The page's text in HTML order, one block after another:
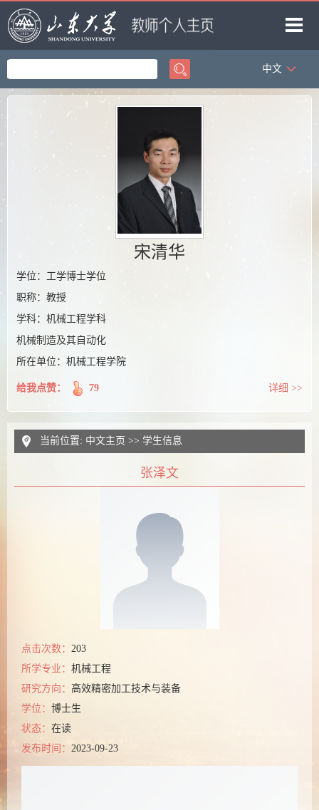
首页
中文
宋清华
学位：工学博士学位
职称：教授
学科：机械工程学科
机械制造及其自动化
所在单位：机械工程学院
给我点赞： 79 详细 >>
当前位置: 中文主页 >> 学生信息
张泽文
点击次数： 203
所学专业： 机械工程
研究方向： 高效精密加工技术与装备
学位： 博士生
状态： 在读
发布时间： 2023-09-23